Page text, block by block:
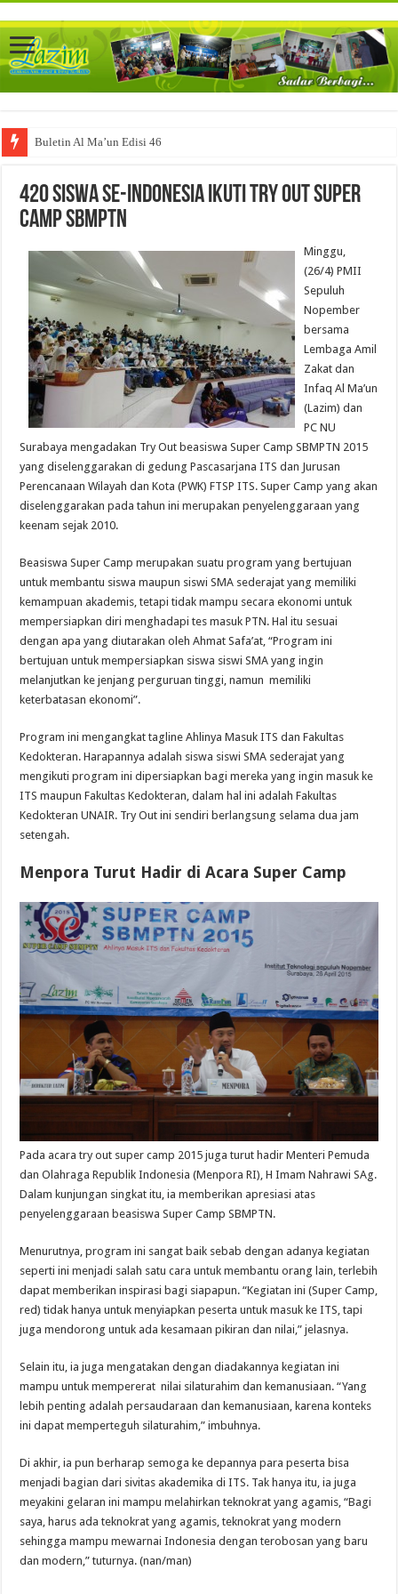
Buletin Al Ma’un Edisi 46
420 Siswa se-Indonesia Ikuti Try Out Super
Camp SBMPTN
Minggu,
(26/4) PMII
Sepuluh
Nopember
bersama
Lembaga Amil
Zakat dan
Infaq Al Ma’un
(Lazim) dan
PC NU
Surabaya mengadakan Try Out beasiswa Super Camp SBMPTN 2015
yang diselenggarakan di gedung Pascasarjana ITS dan Jurusan
Perencanaan Wilayah dan Kota (PWK) FTSP ITS. Super Camp yang akan
diselenggarakan pada tahun ini merupakan penyelenggaraan yang
keenam sejak 2010.
Beasiswa Super Camp merupakan suatu program yang bertujuan
untuk membantu siswa maupun siswi SMA sederajat yang memiliki
kemampuan akademis, tetapi tidak mampu secara ekonomi untuk
mempersiapkan diri menghadapi tes masuk PTN. Hal itu sesuai
dengan apa yang diutarakan oleh Ahmat Safa’at, “Program ini
bertujuan untuk mempersiapkan siswa siswi SMA yang ingin
melanjutkan ke jenjang perguruan tinggi, namun memiliki
keterbatasan ekonomi”.
Program ini mengangkat tagline Ahlinya Masuk ITS dan Fakultas
Kedokteran. Harapannya adalah siswa siswi SMA sederajat yang
mengikuti program ini dipersiapkan bagi mereka yang ingin masuk ke
ITS maupun Fakultas Kedokteran, dalam hal ini adalah Fakultas
Kedokteran UNAIR. Try Out ini sendiri berlangsung selama dua jam
setengah.
Menpora Turut Hadir di Acara Super Camp
Pada acara try out super camp 2015 juga turut hadir Menteri Pemuda
dan Olahraga Republik Indonesia (Menpora RI), H Imam Nahrawi SAg.
Dalam kunjungan singkat itu, ia memberikan apresiasi atas
penyelenggaraan beasiswa Super Camp SBMPTN.
Menurutnya, program ini sangat baik sebab dengan adanya kegiatan
seperti ini menjadi salah satu cara untuk membantu orang lain, terlebih
dapat memberikan inspirasi bagi siapapun. “Kegiatan ini (Super Camp,
red) tidak hanya untuk menyiapkan peserta untuk masuk ke ITS, tapi
juga mendorong untuk ada kesamaan pikiran dan nilai,” jelasnya.
Selain itu, ia juga mengatakan dengan diadakannya kegiatan ini
mampu untuk mempererat nilai silaturahim dan kemanusiaan. “Yang
lebih penting adalah persaudaraan dan kemanusiaan, karena konteks
ini dapat memperteguh silaturahim,” imbuhnya.
Di akhir, ia pun berharap semoga ke depannya para peserta bisa
menjadi bagian dari sivitas akademika di ITS. Tak hanya itu, ia juga
meyakini gelaran ini mampu melahirkan teknokrat yang agamis, “Bagi
saya, harus ada teknokrat yang agamis, teknokrat yang modern
sehingga mampu mewarnai Indonesia dengan terobosan yang baru
dan modern,” tuturnya. (nan/man)